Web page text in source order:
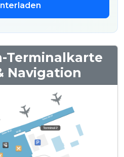
Terminalkarte
Navigation